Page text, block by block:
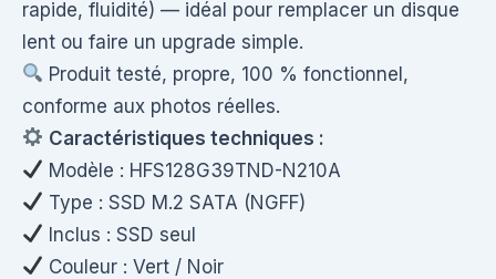
rapide, fluidité) — idéal pour remplacer un disque
lent ou faire un upgrade simple.
Produit testé, propre, 100 % fonctionnel,
conforme aux photos réelles.
Caractéristiques techniques :
Modèle : HFS128G39TND-N210A
Type : SSD M.2 SATA (NGFF)
Inclus : SSD seul
Couleur : Vert / Noir